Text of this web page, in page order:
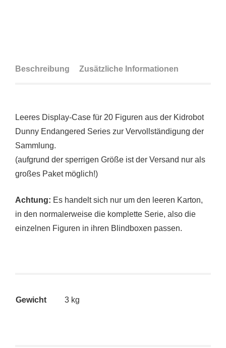
Beschreibung Zusätzliche Informationen
Leeres Display-Case für 20 Figuren aus der Kidrobot
Dunny Endangered Series zur Vervollständigung der
Sammlung.
(aufgrund der sperrigen Größe ist der Versand nur als
großes Paket möglich!)
Achtung: Es handelt sich nur um den leeren Karton,
in den normalerweise die komplette Serie, also die
einzelnen Figuren in ihren Blindboxen passen.
Gewicht 3 kg